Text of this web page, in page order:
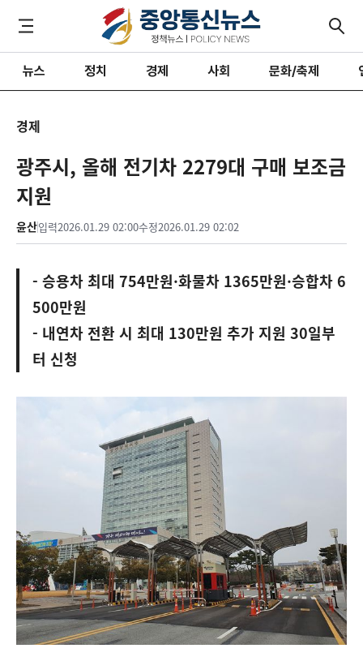
뉴스 정치 경제 사회 문화/축제
경제
광주시, 올해 전기차 2279대 구매 보조금
지원
윤산입력2026.01.29 02:00수정2026.01.29 02:02
- 승용차 최대 754만원·화물차 1365만원·승합차 6
500만원
- 내연차 전환 시 최대 130만원 추가 지원 30일부
터 신청